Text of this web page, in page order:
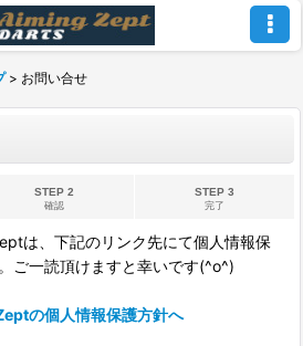
> お問い合せ
STEP 2
確認
STEP 3
完了
は、下記のリンク先にて個人情報保
ご一読頂けますと幸いです(^o^)
の個人情報保護方針へ